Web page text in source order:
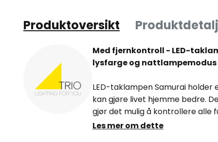
Produktoversikt
Med fjernkontroll - LED-
lysfarge og nattlampemodus
LED-taklampen Samurai
kan gjøre livet hjemme bedre.
gjør det mulig å kontrollere alle
kan man regulere lysstyrken
Les mer om dette